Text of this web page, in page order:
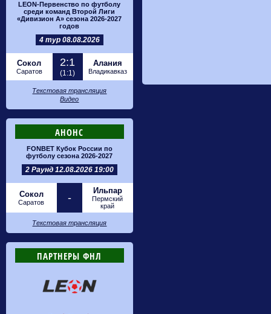
LEON-Первенство по футболу
среди команд Второй Лиги
«Дивизион А» сезона 2026-2027
годов
4 тур 08.08.2026
Сокол
Саратов
2:1
(1:1)
Алания
Владикавказ
Текстовая трансляция
Видео
АНОНС
FONBET Кубок России по
футболу сезона 2026-2027
2 Раунд 12.08.2026 19:00
Сокол
Саратов -
Ильпар
Пермский
край
Текстовая трансляция
ПАРТНЕРЫ ФНЛ